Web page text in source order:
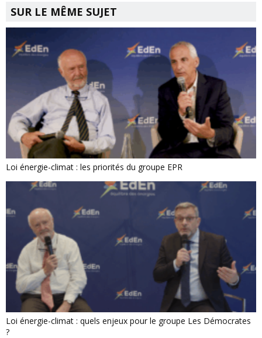
SUR LE MÊME SUJET
Loi énergie-climat : les priorités du groupe EPR
Loi énergie-climat : quels enjeux pour le groupe Les Démocrates
?